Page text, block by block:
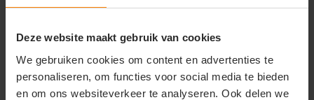
Deze website maakt gebruik van cookies
We gebruiken cookies om content en advertenties te
personaliseren, om functies voor social media te bieden
en om ons websiteverkeer te analyseren. Ook delen we
koelere temperaturen.
Kenmerken & voordelen:
Licht en ademend polyestervoor optimaal
draagcomfort.